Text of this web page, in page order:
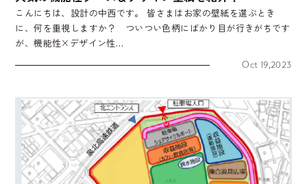
こんにちは、設計の中西です。 皆さまはお家の壁紙を選ぶとき
に、何を重視しますか？ ついつい色柄にばかり目が行きがちです
が、機能性×デザイン性…
Oct 19,2023